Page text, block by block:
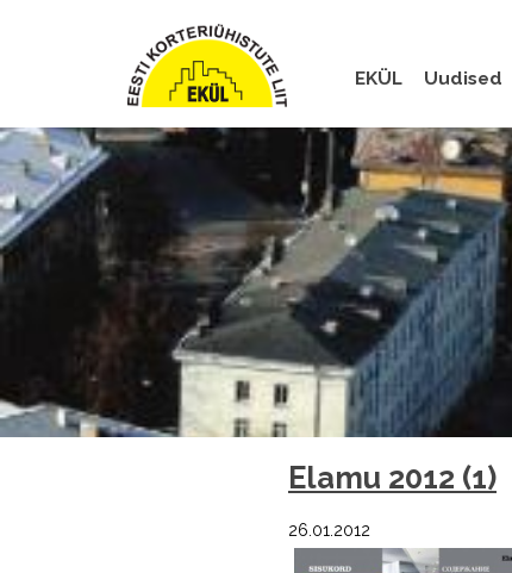
EKÜL Uudised
Elamu 2012 (1)
26.01.2012